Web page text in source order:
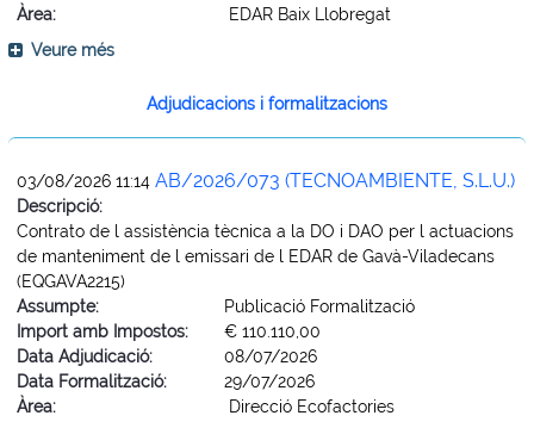
Àrea:
EDAR Baix Llobregat
Veure més
Adjudicacions i formalitzacions
03/08/2026 11:14 AB/2026/073 (TECNOAMBIENTE, S.L.U.)
Descripció:
Contrato de l assistència tècnica a la DO i DAO per l actuacions
de manteniment de l emissari de l EDAR de Gavà-Viladecans
(EQGAVA2215)
Assumpte:
Publicació Formalització
Import amb Impostos:
€ 110.110,00
Data Adjudicació:
08/07/2026
Data Formalització:
29/07/2026
Àrea:
Direcció Ecofactories